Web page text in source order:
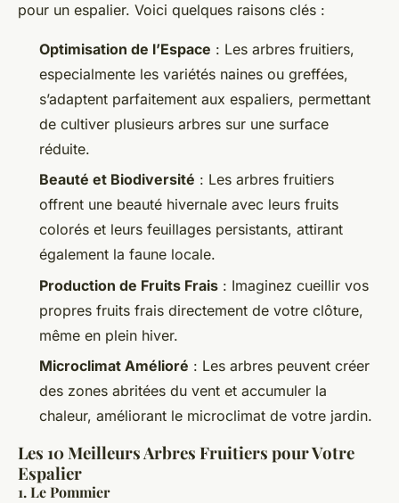
pour un espalier. Voici quelques raisons clés :
Optimisation de l’Espace : Les arbres fruitiers,
especialmente les variétés naines ou greffées,
s’adaptent parfaitement aux espaliers, permettant
de cultiver plusieurs arbres sur une surface
réduite.
Beauté et Biodiversité : Les arbres fruitiers
offrent une beauté hivernale avec leurs fruits
colorés et leurs feuillages persistants, attirant
également la faune locale.
Production de Fruits Frais : Imaginez cueillir vos
propres fruits frais directement de votre clôture,
même en plein hiver.
Microclimat Amélioré : Les arbres peuvent créer
des zones abritées du vent et accumuler la
chaleur, améliorant le microclimat de votre jardin.
Les 10 Meilleurs Arbres Fruitiers pour Votre
Espalier
1.Le Pommier